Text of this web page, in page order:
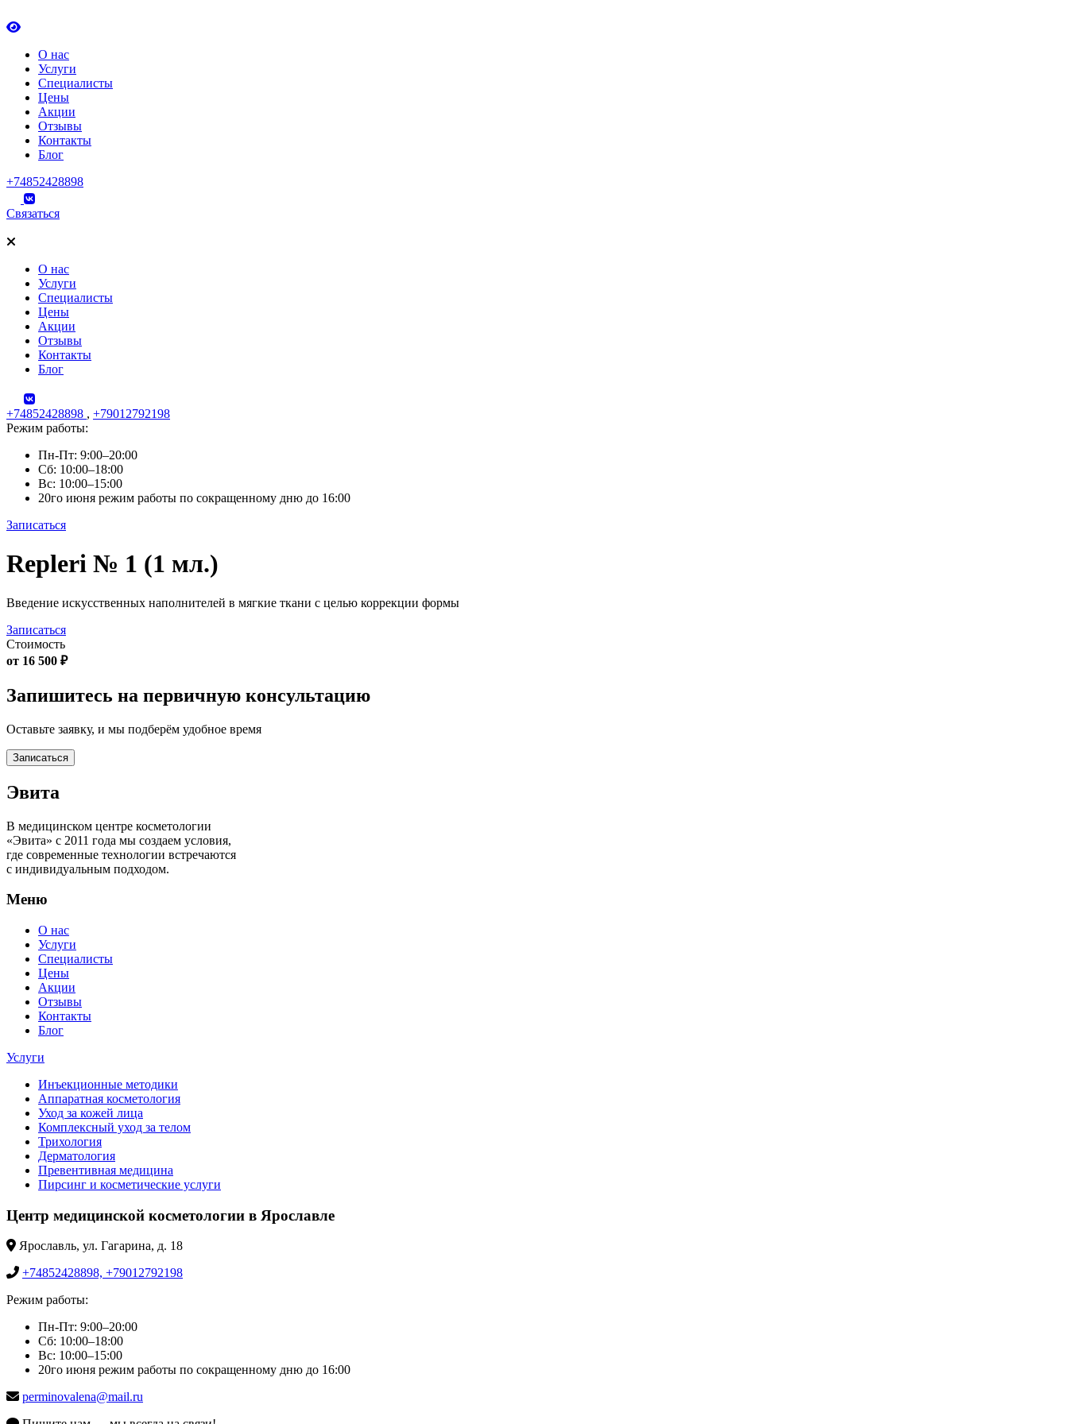
О нас
Услуги
Специалисты
Цены
Акции
Отзывы
Контакты
Блог
+74852428898
Связаться
О нас
Услуги
Специалисты
Цены
Акции
Отзывы
Контакты
Блог
+74852428898 , +79012792198
Режим работы:
Пн-Пт: 9:00–20:00
Сб: 10:00–18:00
Вс: 10:00–15:00
20го июня режим работы по сокращенному дню до 16:00
Записаться
Skip
to
Repleri № 1 (1 мл.)
Введение искусственных наполнителей в мягкие ткани с целью коррекции формы
Записаться
Стоимость
от 16 500 ₽
Запишитесь на первичную консультацию
Оставьте заявку, и мы подберём удобное время
Записаться
Эвита
В медицинском центре косметологии
«Эвита» с 2011 года мы создаем условия,
где современные технологии встречаются
с индивидуальным подходом.
Меню
О нас
Услуги
Специалисты
Цены
Акции
Отзывы
Контакты
Блог
Услуги
Инъекционные методики
Аппаратная косметология
Уход за кожей лица
Комплексный уход за телом
Трихология
Дерматология
Превентивная медицина
Пирсинг и косметические услуги
Центр медицинской косметологии в Ярославле
Ярославль, ул. Гагарина, д. 18
+74852428898, +79012792198
Режим работы:
Пн-Пт: 9:00–20:00
Сб: 10:00–18:00
Вс: 10:00–15:00
20го июня режим работы по сокращенному дню до 16:00
perminovalena@mail.ru